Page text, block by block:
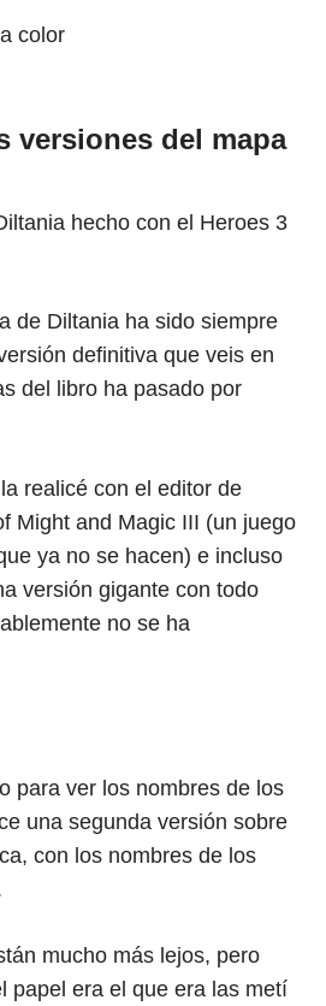
versiones del mapa
de Diltania ha sido siempre
definitiva que veis en
del libro ha pasado por
realicé con el editor de
Might and Magic III (un juego
ya no se hacen) e incluso
versión gigante con todo
no se ha
para ver los nombres de los
una segunda versión sobre
con los nombres de los
mucho más lejos, pero
papel era el que era las metí